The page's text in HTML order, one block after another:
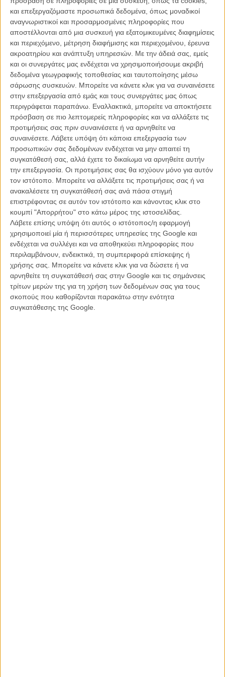
και επεξεργαζόμαστε προσωπικά δεδομένα, όπως μοναδικοί
αναγνωριστικοί και προσαρμοσμένες πληροφορίες που
αποστέλλονται από μια συσκευή για εξατομικευμένες διαφημίσεις
και περιεχόμενο, μέτρηση διαφήμισης και περιεχομένου, έρευνα
ακροατηρίου και ανάπτυξη υπηρεσιών. Με την άδειά σας, εμείς
και οι συνεργάτες μας ενδέχεται να χρησιμοποιήσουμε ακριβή
δεδομένα γεωγραφικής τοποθεσίας και ταυτοποίησης μέσω
σάρωσης συσκευών. Μπορείτε να κάνετε κλικ για να συναινέσετε
στην επεξεργασία από εμάς και τους συνεργάτες μας όπως
περιγράφεται παραπάνω. Εναλλακτικά, μπορείτε να αποκτήσετε
πρόσβαση σε πιο λεπτομερείς πληροφορίες και να αλλάξετε τις
προτιμήσεις σας πριν συναινέσετε ή να αρνηθείτε να
συναινέσετε. Λάβετε υπόψη ότι κάποια επεξεργασία των
προσωπικών σας δεδομένων ενδέχεται να μην απαιτεί τη
συγκατάθεσή σας, αλλά έχετε το δικαίωμα να αρνηθείτε αυτήν
την επεξεργασία. Οι προτιμήσεις σας θα ισχύουν μόνο για αυτόν
τον ιστότοπο. Μπορείτε να αλλάξετε τις προτιμήσεις σας ή να
ανακαλέσετε τη συγκατάθεσή σας ανά πάσα στιγμή
επιστρέφοντας σε αυτόν τον ιστότοπο και κάνοντας κλικ στο
κουμπί "Απορρήτου" στο κάτω μέρος της ιστοσελίδας.
Λάβετε επίσης υπόψη ότι αυτός ο ιστότοπος/η εφαρμογή
χρησιμοποιεί μία ή περισσότερες υπηρεσίες της Google και
ενδέχεται να συλλέγει και να αποθηκεύει πληροφορίες που
περιλαμβάνουν, ενδεικτικά, τη συμπεριφορά επίσκεψης ή
χρήσης σας. Μπορείτε να κάνετε κλικ για να δώσετε ή να
αρνηθείτε τη συγκατάθεσή σας στην Google και τις σημάνσεις
τρίτων μερών της για τη χρήση των δεδομένων σας για τους
σκοπούς που καθορίζονται παρακάτω στην ενότητα
συγκατάθεσης της Google.
καθησυχασμό του.
Διαβάστε ακόμη
Η Τίλντα Σουίντον μιλάει για το ριμέικ του
Η Τίλντα Σουίντον (πράγματι) στη νέα «Suspiria»
Σε συνέντευξη που έδωσε ο Λούκα Γκουαντανίνο στηνCriterion
ανησυχίες του γίνονται προφανείς: «Εχω ακόμα τρεις μήνες μέχρι να
τελειώσω την ταινία,» εξηγεί ο σκηνοθέτης, μιλώντας για τη δική του
«Suspiria». «Είναι μια πολύ ιδιαίτερη ταινία και με κάνει περήφανο.
Αναρωτιέμαι διαρκώς πώς θ' αντιδράσει ο κόσμος, μια και βασίζεται
σ' ένα αριστούργημα. Συχνά, εγώ ο ίδιος λέω, "Μα είναι γελοίο!"
όταν ακούω ιστορίες, ότι θέλουν να κάνουν το ριμέικ ταινιών σαν το
"8 1/2", οπότε δεν ξέρω αν θα πουν το ίδιο και για μένα. Αλλά
μπορώ να πω ότι η δική μου "Suspiria" είναι μια πολύ προσωπική
ταινία, είναι το οξυγόνο μου. Οταν είδα την πρωτότυπη ταινία, πριν
από τριάντα δύο χρόνια, το συναίσθημα που ένιωσα ήταν τόσο